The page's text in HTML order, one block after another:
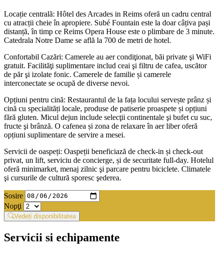
Locație centrală: Hôtel des Arcades in Reims oferă un cadru central
cu atracții cheie în apropiere. Subé Fountain este la doar câțiva pași
distanță, în timp ce Reims Opera House este o plimbare de 3 minute.
Catedrala Notre Dame se află la 700 de metri de hotel.
Confortabil Cazări: Camerele au aer condiţionat, băi private şi WiFi
gratuit. Facilităţi suplimentare includ ceai şi filtru de cafea, uscător
de păr şi izolate fonic. Camerele de familie și camerele
interconectate se ocupă de diverse nevoi.
Opțiuni pentru cină: Restaurantul de la fața locului servește prânz și
cină cu specialități locale, produse de patiserie proaspete și opțiuni
fără gluten. Micul dejun include selecţii continentale şi bufet cu suc,
fructe şi brânză. O cafenea și zona de relaxare în aer liber oferă
opțiuni suplimentare de servire a mesei.
Servicii de oaspeți: Oaspeții beneficiază de check-in și check-out
privat, un lift, serviciu de concierge, și de securitate full-day. Hotelul
oferă minimarket, menaj zilnic şi parcare pentru biciclete. Climatele
şi cursurile de cultură sporesc şederea.
Sosire
Nopţi
Vedeți disponibilitatea
Servicii si echipamente